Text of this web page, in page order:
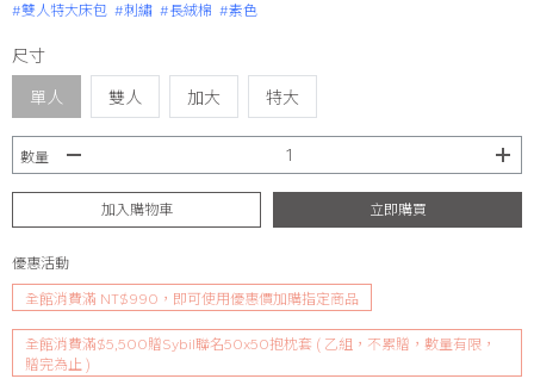
#雙人特大床包 #刺繡 #長絨棉 #素色
尺寸
單人 雙人 加大 特大
數量
加入購物車 立即購買
優惠活動
全館消費滿 NT$990，即可使用優惠價加購指定商品
全館消費滿$5,500贈Sybil聯名50x50抱枕套 ( 乙組，不累贈，數量有限，
贈完為止 )